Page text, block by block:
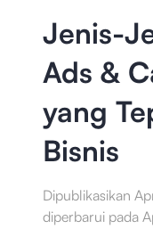
Jenis-
Ads &
yang
Bisnis
Dipublikasikan
diperbarui pada